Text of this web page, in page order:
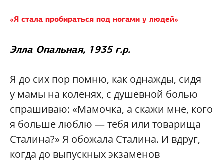
«Я стала пробираться под ногами у людей»
Элла Опальная, 1935 г.р.
Я до сих пор помню, как однажды, сидя
у мамы на коленях, с душевной болью
спрашиваю: «Мамочка, а скажи мне, кого
я больше люблю — тебя или товарища
Сталина?» Я обожала Сталина. И вдруг,
когда до выпускных экзаменов